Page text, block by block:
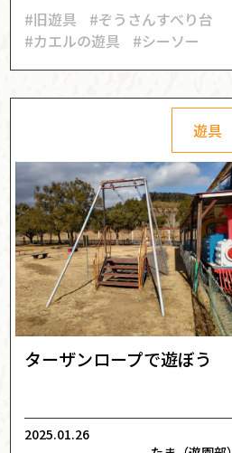
#旧遊具
#ぞうさんすべり台
#カエルの遊具
#シーソー
遊具
ターザンロープで遊ぼう
2025.01.26